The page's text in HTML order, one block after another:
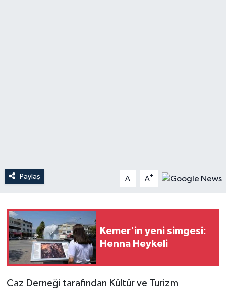
Paylaş A- A+
Kemer'in yeni simgesi:
Henna Heykeli
Caz Derneği tarafından Kültür ve Turizm
Sürmanşet
Yaşam